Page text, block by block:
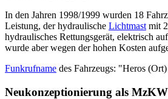
In den Jahren 1998/1999 wurden 18
Leistung, der hydraulische Lichtmast mit
hydraulisches Rettungsgerät, elektrisch
wurde aber wegen der hohen Kosten
Funkrufname des Fahrzeugs: "Heros
Neukonzeptionierung als MzKW